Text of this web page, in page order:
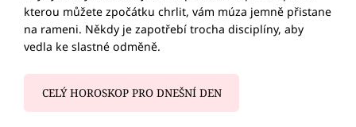
kterou můžete zpočátku chrlit, vám múza jemně přistane
na rameni. Někdy je zapotřebí trocha disciplíny, aby
vedla ke slastné odměně.
CELÝ HOROSKOP PRO DNEŠNÍ DEN